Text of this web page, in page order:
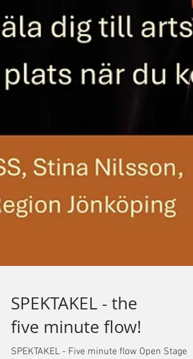
SPEKTAKEL - the
five minute flow!